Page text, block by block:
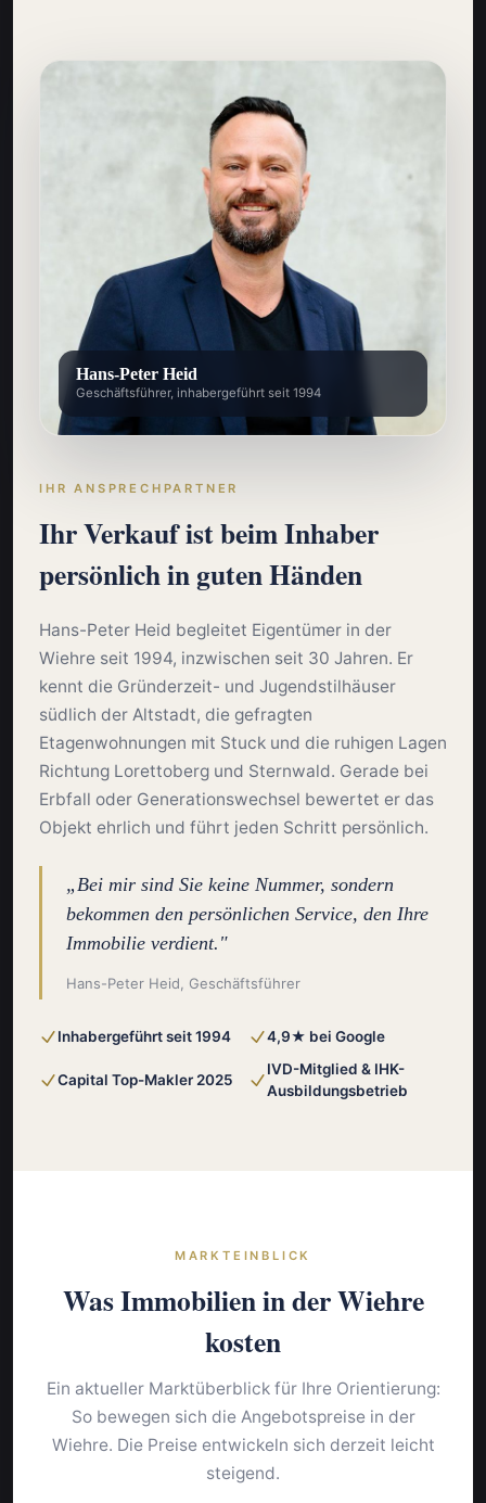
Hans-Peter Heid
Geschäftsführer, inhabergeführt seit 1994
IHR ANSPRECHPARTNER
Ihr Verkauf ist beim Inhaber
persönlich in guten Händen
Hans-Peter Heid begleitet Eigentümer in der
Wiehre seit 1994, inzwischen seit 30 Jahren. Er
kennt die Gründerzeit- und Jugendstilhäuser
südlich der Altstadt, die gefragten
Etagenwohnungen mit Stuck und die ruhigen Lagen
Richtung Lorettoberg und Sternwald. Gerade bei
Erbfall oder Generationswechsel bewertet er das
Objekt ehrlich und führt jeden Schritt persönlich.
„Bei mir sind Sie keine Nummer, sondern
bekommen den persönlichen Service, den Ihre
Immobilie verdient."
Hans-Peter Heid, Geschäftsführer
Inhabergeführt seit 1994 4,9★ bei Google
Capital Top-Makler 2025
IVD-Mitglied & IHK-
Ausbildungsbetrieb
MARKTEINBLICK
Was Immobilien in der Wiehre
kosten
Ein aktueller Marktüberblick für Ihre Orientierung:
So bewegen sich die Angebotspreise in der
Wiehre. Die Preise entwickeln sich derzeit leicht
steigend.